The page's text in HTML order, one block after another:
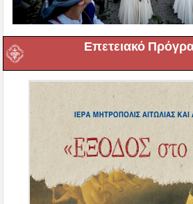
Επετειακό